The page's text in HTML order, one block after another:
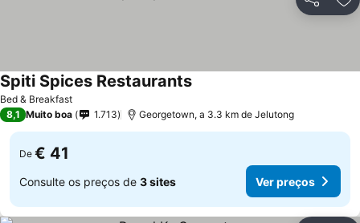
Partilhar
Bed & Breakfast
Spiti Spices RestaurantsVer preços
8,1 Muito boa 1.713 Georgetown, a 3.3 km de Jelutong
De € 41
Consulte os preços de 3 sites Ver preços